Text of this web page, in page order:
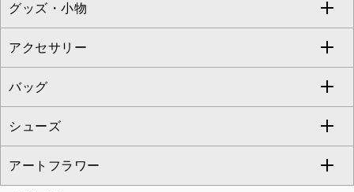
アンサンブルセット
ベスト・ジレ
パーカー
タンクトップ・キャミソール
スウェット・ジャージー
ジャンパースカート
その他のワンピース・ドレス
ガウチョ・ワイドパンツ
ハーフ・ショート丈パンツ
サロペット・オールインワン
その他のパンツ
ひざ丈スカート
ミモレ丈スカート
ショート・ミニ丈スカート
その他のスカート
テーラードジャケット
ノーカラージャケット
セットアップ
セットアップジャケット
セットアップパンツ
すべてのコート・ブルゾン
トレンチコート
ピーコート
ダッフルコート
チェスターコート
グッズ・小物
すべてのグッズ・小物
マスク
ストール・マフラー・スヌード
ベルト・サスペンダー
アクセサリー
すべてのアクセサリー
ネックレス
ピアス・イヤリング
バッグ
すべてのバッグ
トートバッグ
シューズ
すべてのシューズ
アートフラワー